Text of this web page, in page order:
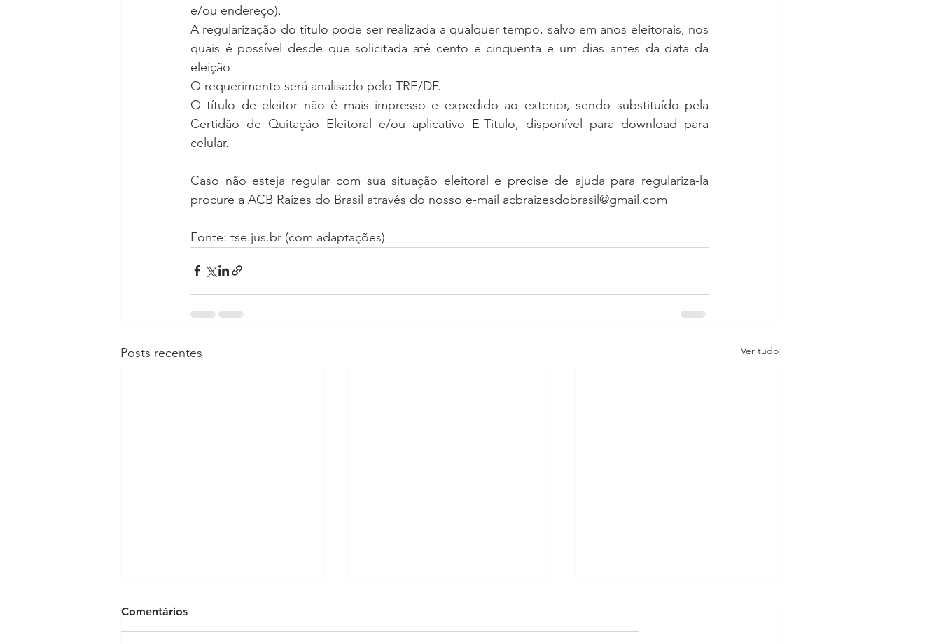
e/ou endereço).
A regularização do título pode ser realizada a qualquer tempo, salvo em anos eleitorais, nos
quais é possível desde que solicitada até cento e cinquenta e um dias antes da data da
eleição.
O requerimento será analisado pelo TRE/DF.
O título de eleitor não é mais impresso e expedido ao exterior, sendo substituído pela
Certidão de Quitação Eleitoral e/ou aplicativo E-Titulo, disponível para download para
celular.
Caso não esteja regular com sua situação eleitoral e precise de ajuda para regulariza-la
procure a ACB Raízes do Brasil através do nosso e-mail acbraizesdobrasil@gmail.com
Fonte: tse.jus.br (com adaptações)
Posts recentes Ver tudo
Comentários